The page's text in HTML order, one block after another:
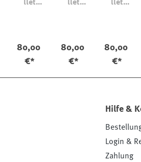
llet
ble
80,00
€*
llet
80,00
€*
llet
80,00
€*
Hilfe &
Login &
Zahlung